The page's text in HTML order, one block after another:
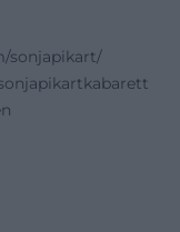
sonjapikart/